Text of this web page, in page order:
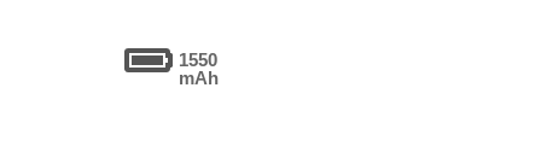
1550
mAh